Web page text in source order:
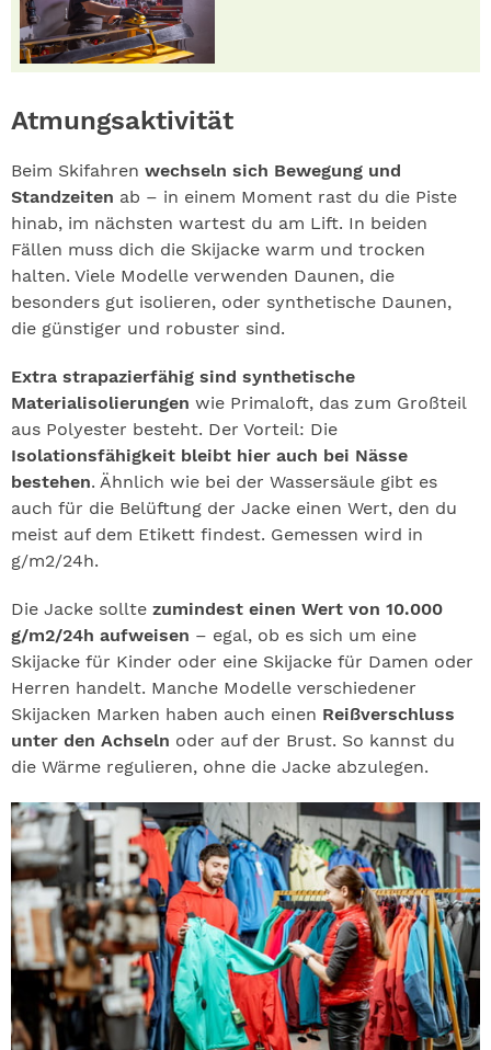
Atmungsaktivität
Beim Skifahren wechseln sich Bewegung und
Standzeiten ab – in einem Moment rast du die Piste
hinab, im nächsten wartest du am Lift. In beiden
Fällen muss dich die Skijacke warm und trocken
halten. Viele Modelle verwenden Daunen, die
besonders gut isolieren, oder synthetische Daunen,
die günstiger und robuster sind.
Extra strapazierfähig sind synthetische
Materialisolierungen wie Primaloft, das zum Großteil
aus Polyester besteht. Der Vorteil: Die
Isolationsfähigkeit bleibt hier auch bei Nässe
bestehen. Ähnlich wie bei der Wassersäule gibt es
auch für die Belüftung der Jacke einen Wert, den du
meist auf dem Etikett findest. Gemessen wird in
g/m2/24h.
Die Jacke sollte zumindest einen Wert von 10.000
g/m2/24h aufweisen – egal, ob es sich um eine
Skijacke für Kinder oder eine Skijacke für Damen oder
Herren handelt. Manche Modelle verschiedener
Skijacken Marken haben auch einen Reißverschluss
unter den Achseln oder auf der Brust. So kannst du
die Wärme regulieren, ohne die Jacke abzulegen.